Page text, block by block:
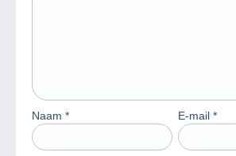
Naam * E-mail *